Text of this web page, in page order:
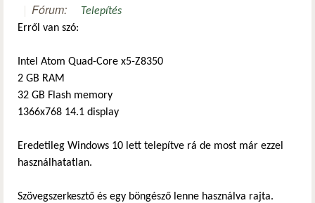
Fórum:
Telepítés
Erről van szó:
Intel Atom Quad-Core x5-Z8350
2 GB RAM
32 GB Flash memory
1366x768 14.1 display
Eredetileg Windows 10 lett telepítve rá de most már ezzel
használhatatlan.
Szövegszerkesztő és egy böngésző lenne használva rajta.